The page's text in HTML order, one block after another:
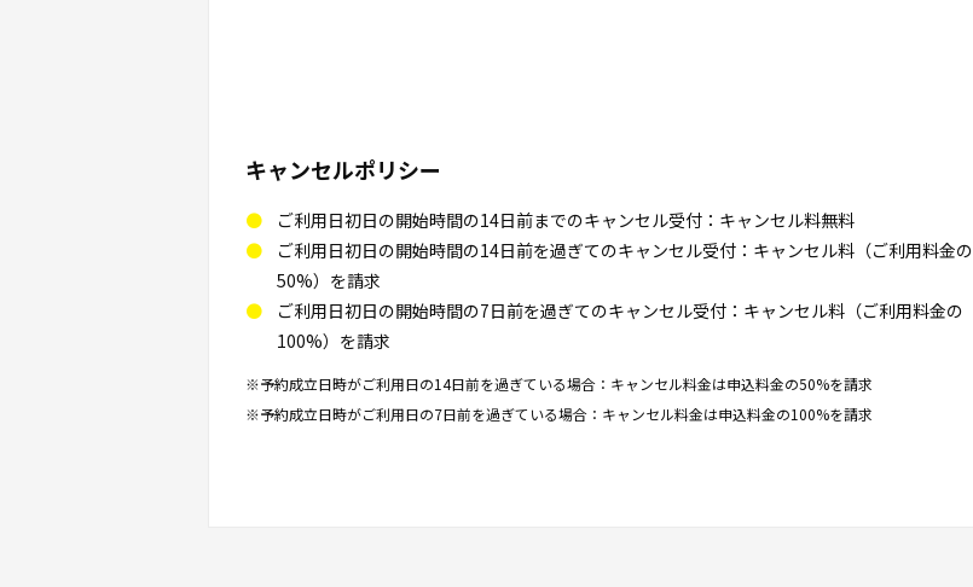
キャンセルポリシー
ご利用日初日の開始時間の14日前までのキャンセル受付：キャンセル料無料
ご利用日初日の開始時間の14日前を過ぎてのキャンセル受付：キャンセル料（ご利用料金の
50%）を請求
ご利用日初日の開始時間の7日前を過ぎてのキャンセル受付：キャンセル料（ご利用料金の
100%）を請求
※予約成立日時がご利用日の14日前を過ぎている場合：キャンセル料金は申込料金の50%を請求
※予約成立日時がご利用日の7日前を過ぎている場合：キャンセル料金は申込料金の100%を請求